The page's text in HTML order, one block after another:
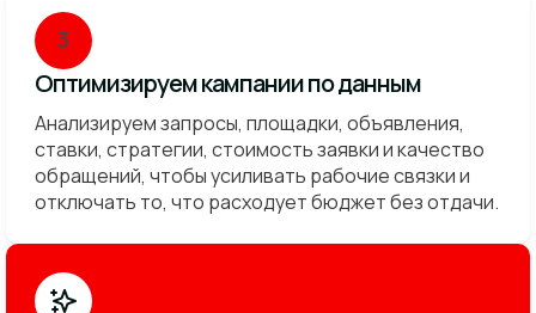
3
Оптимизируем кампании по данным
Анализируем запросы, площадки, объявления,
ставки, стратегии, стоимость заявки и качество
обращений, чтобы усиливать рабочие связки и
отключать то, что расходует бюджет без отдачи.